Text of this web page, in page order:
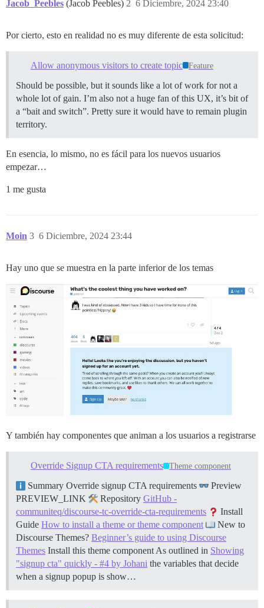
Jacob_Peebles (Jacob Peebles) 6 Diciembre, 2024 23:40
2
Por cierto, esto en realidad no es muy diferente de esta solicitud:
Allow anonymous visitors to create topic Feature
Should be possible, but it sounds like a lot of work for not a
whole lot of gain. I’m also not a huge fan of this UX, it’s bit of
a “bait and switch”. Pretty sure it would have to remain plugin
territory.
En esencia, lo mismo, no es fácil para los nuevos usuarios
empezar…
1 me gusta
Moin 6 Diciembre, 2024 23:44
3
Hay uno que se muestra en la parte inferior de los temas
Y también hay componentes que animan a los usuarios a registrarse
Override Signup CTA requirements Theme component
Summary Override signup CTA requirements
Preview
PREVIEW_LINK
Repository GitHub -
communiteq/discourse-tc-override-cta-requirements
Install
Guide How to install a theme or theme component
New to
Discourse Themes? Beginner’s guide to using Discourse
Themes Install this theme component As outlined in Showing
"signup cta" quickly - #4 by Johani the variables that decide
when a signup popup is show…